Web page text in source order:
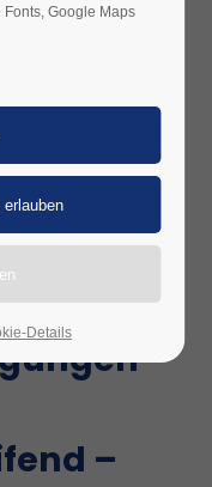
–
–
Google Maps
Details